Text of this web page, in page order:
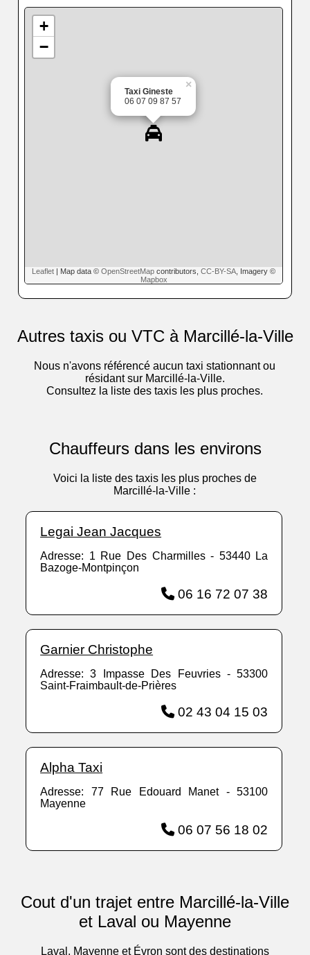
Taxi Gineste
06 07 09 87 57
×
+
−
Leaflet | Map data © OpenStreetMap contributors, CC-BY-SA , Imagery ©
Mapbox
Autres taxis ou VTC à Marcillé-la-Ville
Nous n'avons référencé aucun taxi stationnant ou
résidant sur Marcillé-la-Ville.
Consultez la liste des taxis les plus proches.
Chauffeurs dans les environs
Voici la liste des taxis les plus proches de
Marcillé-la-Ville :
Legai Jean Jacques
Adresse: 1 Rue Des Charmilles - 53440 La
Bazoge-Montpinçon
06 16 72 07 38
Garnier Christophe
Adresse: 3 Impasse Des Feuvries - 53300
Saint-Fraimbault-de-Prières
02 43 04 15 03
Alpha Taxi
Adresse: 77 Rue Edouard Manet - 53100
Mayenne
06 07 56 18 02
Cout d'un trajet entre Marcillé-la-Ville
et Laval ou Mayenne
Laval, Mayenne et Évron sont des destinations